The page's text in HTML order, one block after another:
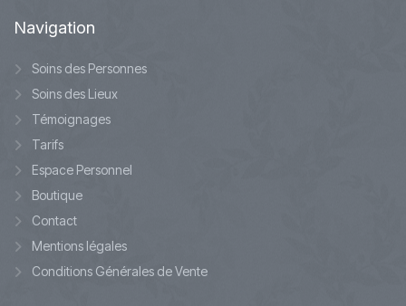
Navigation
Soins des Personnes
Soins des Lieux
Témoignages
Tarifs
Espace Personnel
Boutique
Contact
Mentions légales
Conditions Générales de Vente